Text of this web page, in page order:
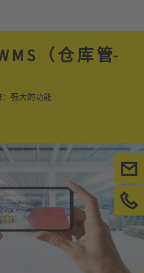
M­ S­ （­ 仓­ 库­ 管­
：强大的功能
联
请